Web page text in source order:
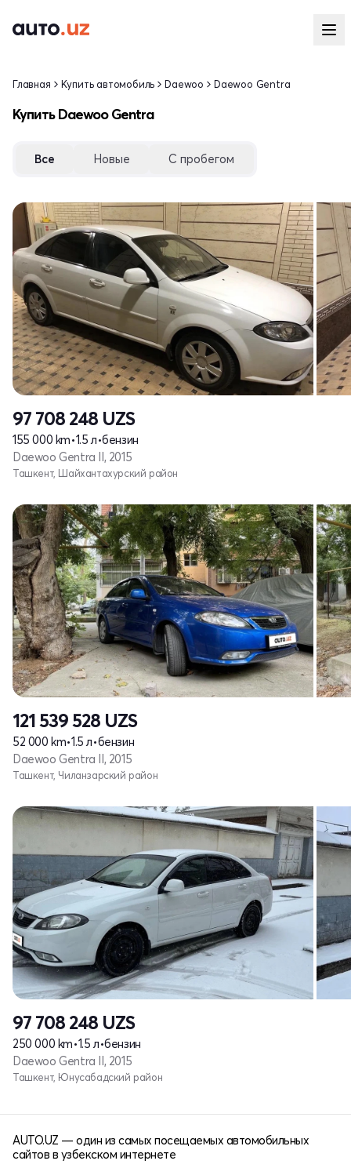
Главная Купить автомобиль Daewoo Daewoo Gentra
Купить Daewoo Gentra
Все Новые С пробегом
97 708 248 UZS
155 000 km•1.5 л•бензин
Daewoo Gentra II, 2015
Ташкент, Шайхантахурский район
121 539 528 UZS
52 000 km•1.5 л•бензин
Daewoo Gentra II, 2015
Ташкент, Чиланзарский район
97 708 248 UZS
250 000 km•1.5 л•бензин
Daewoo Gentra II, 2015
Ташкент, Юнусабадский район
AUTO.UZ — один из самых посещаемых автомобильных
сайтов в узбекском интернете